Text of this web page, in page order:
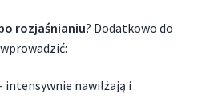
rozjaśnianiu? Dodatkowo do
intensywnie nawilżają i